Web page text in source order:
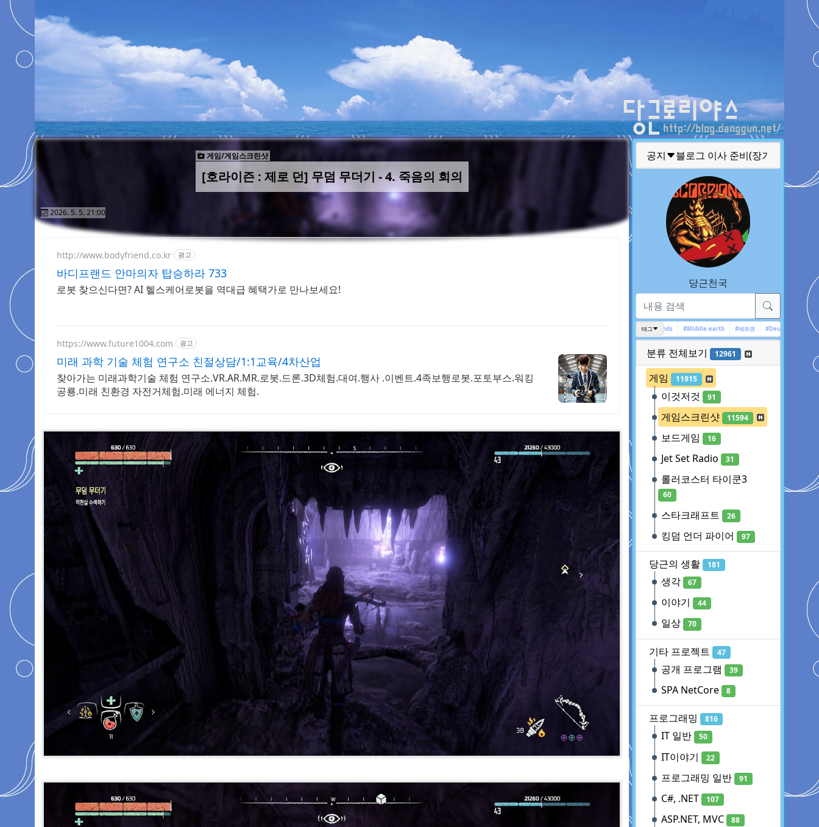
공지 글 퍼가실때 주의 사항
당근천국
태그
#Ghost Recon Wildlands #Middle-earth #배트맨 #Deus Ex #전장의 발큐리아 4
분류 전체보기 12961
게임 11915
이것저것 91
게임스크린샷 11594
보드게임 16
Jet Set Radio 31
롤러코스터 타이쿤3
60
스타크래프트 26
킹덤 언더 파이어 97
당근의 생활 181
생각 67
이야기 44
일상 70
기타 프로젝트 47
공개 프로그램 39
SPA NetCore 8
프로그래밍 816
IT 일반 50
IT이야기 22
프로그래밍 일반 91
C#, .NET 107
ASP.NET, MVC 88
게임/게임스크린샷
[호라이즌 : 제로 던] 무덤 무더기 - 4. 죽음의 회의
2026. 5. 5. 21:00
http://www.bodyfriend.co.kr 광고
바디프랜드 안마의자 탑승하라 733
로봇 찾으신다면? AI 헬스케어로봇을 역대급 혜택가로 만나보세요!
https://www.future1004.com 광고
미래 과학 기술 체험 연구소 친절상담/1:1교육/4차산업
찾아가는 미래과학기술 체험 연구소.VR.AR.MR.로봇.드론.3D체험.대여.행사 .이벤트.4족보행로봇.포토부스.워킹
공룡.미래 친환경 자전거체험.미래 에너지 체험.